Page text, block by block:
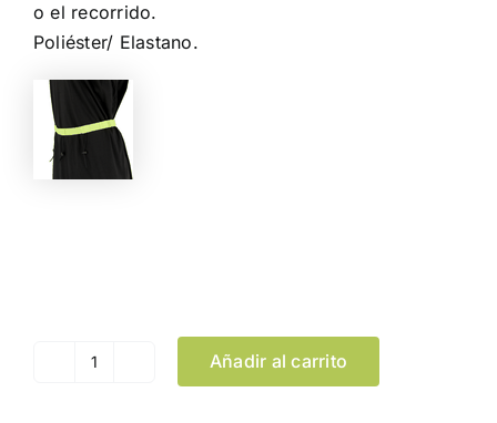
o el recorrido.
Poliéster/ Elastano.
Cinturon
Añadir al carrito